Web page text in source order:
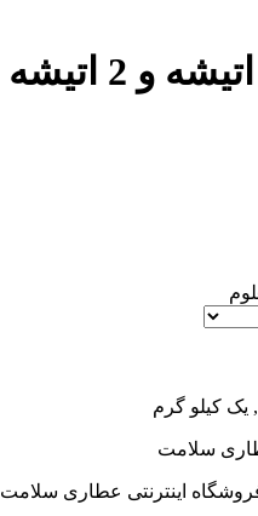
سلامت
اینترنتی عطاری سلامت